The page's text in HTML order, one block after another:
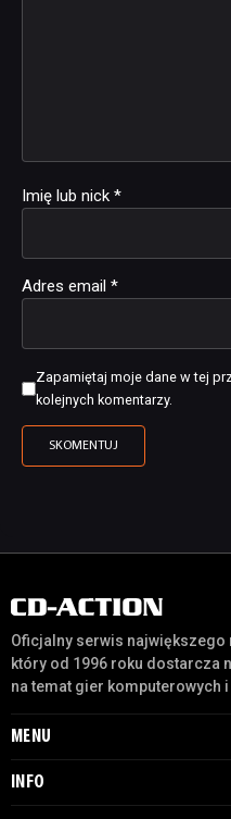
Imię lub nick *
Adres email *
Zapamiętaj moje dane w tej
kolejnych komentarzy.
Oficjalny serwis
który od 1996 roku dostarcza
na temat gier komputerowych
MENU
INFO